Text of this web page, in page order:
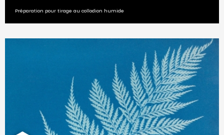
Préparation pour tirage au collodion humide